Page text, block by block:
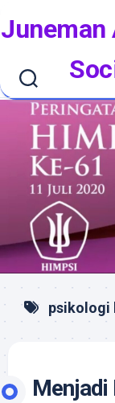
Juneman
psikologi
Menjadi